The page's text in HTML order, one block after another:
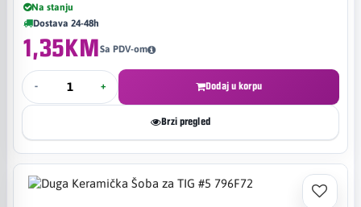
Na stanju
Dostava 24-48h
1,35KMSa PDV-om
- + Dodaj u korpu
Brzi pregled